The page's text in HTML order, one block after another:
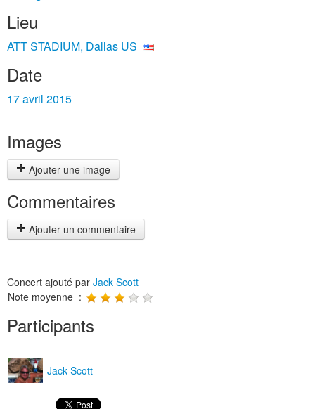
Lieu
ATT STADIUM, Dallas US
Date
17 avril 2015
Images
Ajouter une image
Commentaires
Ajouter un commentaire
Concert ajouté par Jack Scott
Note moyenne :
Participants
Jack Scott